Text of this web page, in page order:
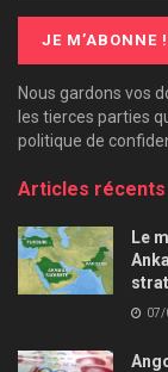
Nous gardons vos
les tierces parties
politique de
Articles récents
Le
07/